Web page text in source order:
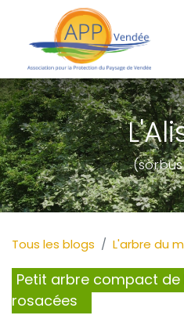
Tous les blogs L'arbre du
Petit arbre compact
rosacées